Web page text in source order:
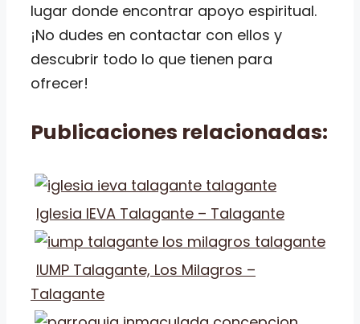
lugar donde encontrar apoyo espiritual.
¡No dudes en contactar con ellos y
descubrir todo lo que tienen para
ofrecer!
Publicaciones relacionadas:
Iglesia IEVA Talagante – Talagante
IUMP Talagante, Los Milagros –
Talagante